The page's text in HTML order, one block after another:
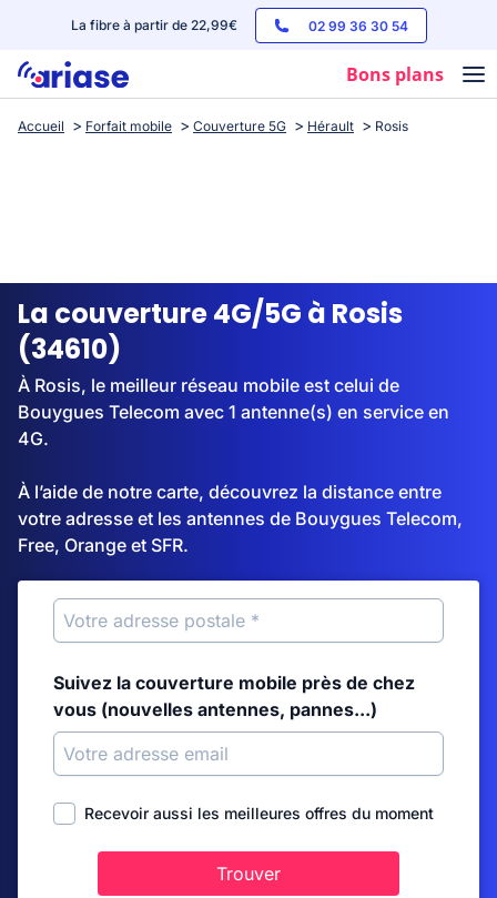
La fibre à partir de 22,99€ 02 99 36 30 54
Bons plans
Box internet
Streaming
Accueil Forfait mobile Couverture 5G Hérault Rosis
La couverture 4G/5G à Rosis
(34610)
À Rosis, le meilleur réseau mobile est celui de
Bouygues Telecom avec 1 antenne(s) en service en
4G.
À l’aide de notre carte, découvrez la distance entre
votre adresse et les antennes de Bouygues Telecom,
Free, Orange et SFR.
Suivez la couverture mobile près de chez
vous (nouvelles antennes, pannes...)
Recevoir aussi les meilleures offres du moment
Trouver